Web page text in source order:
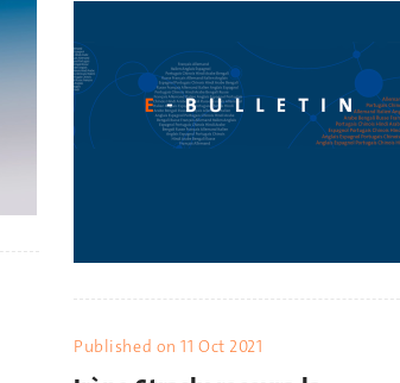
Published on11 Oct 2021